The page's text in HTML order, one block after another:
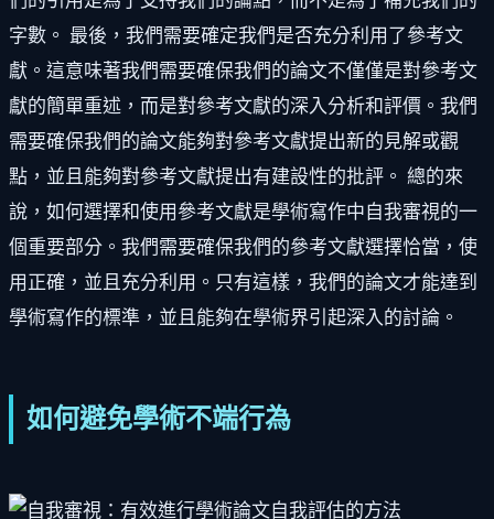
字數。 最後，我們需要確定我們是否充分利用了參考文
獻。這意味著我們需要確保我們的論文不僅僅是對參考文
獻的簡單重述，而是對參考文獻的深入分析和評價。我們
需要確保我們的論文能夠對參考文獻提出新的見解或觀
點，並且能夠對參考文獻提出有建設性的批評。 總的來
說，如何選擇和使用參考文獻是學術寫作中自我審視的一
個重要部分。我們需要確保我們的參考文獻選擇恰當，使
用正確，並且充分利用。只有這樣，我們的論文才能達到
學術寫作的標準，並且能夠在學術界引起深入的討論。
如何避免學術不端行為